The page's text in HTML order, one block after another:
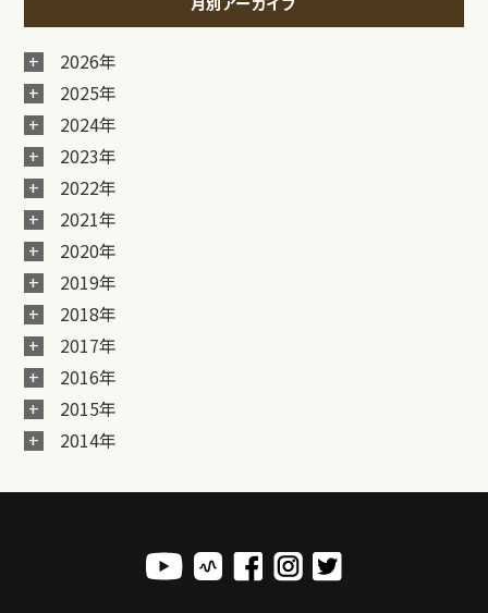
2026年
2025年
2024年
2023年
2022年
2021年
2020年
2019年
2018年
2017年
2016年
2015年
2014年